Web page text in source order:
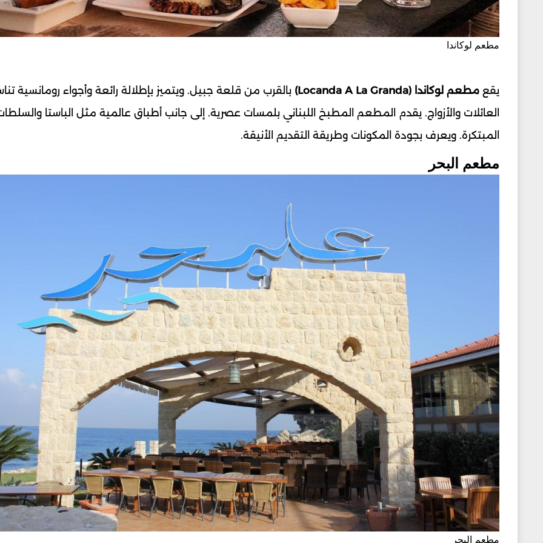
مطعم لوكاندا
يقع مطعم لوكاندا (Locanda A La Granda)
بالقرب من قلعة جبيل. ويتميز بإطلالة رائعة وأجواء رومانسية
العائلات والأزواج. يقدم المطعم المطبخ اللبناني بلمسات عصرية. إلى جانب أطباق عالمية مثل الباستا
المبتكرة. ويعرف بجودة المكونات وطريقة التقديم الأنيقة.
مطعم البحر
مطعم البحر